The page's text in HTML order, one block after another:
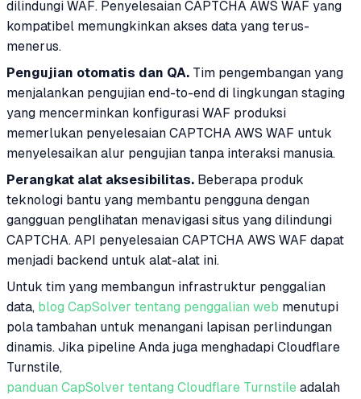
dilindungi WAF. Penyelesaian CAPTCHA AWS WAF yang
kompatibel memungkinkan akses data yang terus-
menerus.
Pengujian otomatis dan QA. Tim pengembangan yang
menjalankan pengujian end-to-end di lingkungan staging
yang mencerminkan konfigurasi WAF produksi
memerlukan penyelesaian CAPTCHA AWS WAF untuk
menyelesaikan alur pengujian tanpa interaksi manusia.
Perangkat alat aksesibilitas. Beberapa produk
teknologi bantu yang membantu pengguna dengan
gangguan penglihatan menavigasi situs yang dilindungi
CAPTCHA. API penyelesaian CAPTCHA AWS WAF dapat
menjadi backend untuk alat-alat ini.
Untuk tim yang membangun infrastruktur penggalian
data, blog CapSolver tentang penggalian web menutupi
pola tambahan untuk menangani lapisan perlindungan
dinamis. Jika pipeline Anda juga menghadapi Cloudflare
Turnstile,
panduan CapSolver tentang Cloudflare Turnstile adalah